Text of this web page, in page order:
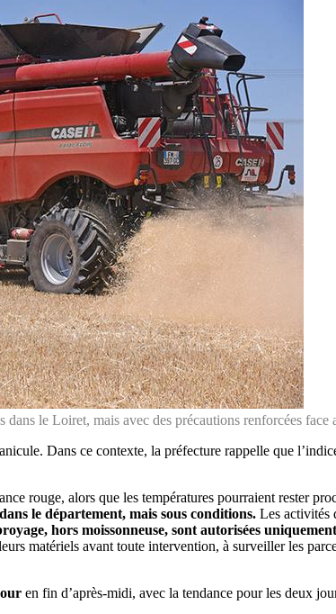
le Loiret, mais avec des précautions renforcées face
Dans ce contexte, la préfecture rappelle que
rouge, alors que les températures pourraient rester
le département, mais sous conditions. Les activités
hors moissonneuse, sont autorisées
matériels avant toute intervention, à surveiller les
en fin d’après-midi, avec la tendance pour les deux